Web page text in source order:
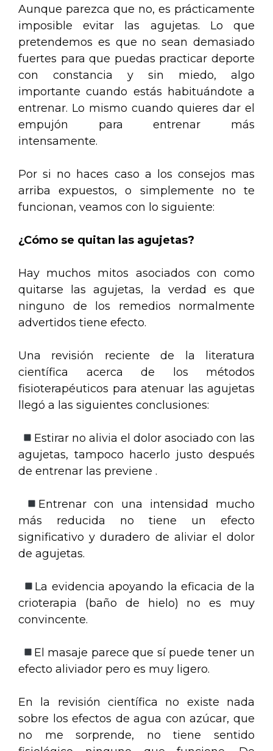
Aunque parezca que no, es prácticamente
imposible evitar las agujetas. Lo que
pretendemos es que no sean demasiado
fuertes para que puedas practicar deporte
con constancia y sin miedo, algo
importante cuando estás habituándote a
entrenar. Lo mismo cuando quieres dar el
empujón para entrenar más
intensamente.
Por si no haces caso a los consejos mas
arriba expuestos, o simplemente no te
funcionan, veamos con lo siguiente:
¿Cómo se quitan las agujetas?
Hay muchos mitos asociados con como
quitarse las agujetas, la verdad es que
ninguno de los remedios normalmente
advertidos tiene efecto.
Una revisión reciente de la literatura
científica acerca de los métodos
fisioterapéuticos para atenuar las agujetas
llegó a las siguientes conclusiones:
Estirar no alivia el dolor asociado con las
agujetas, tampoco hacerlo justo después
de entrenar las previene .
Entrenar con una intensidad mucho
más reducida no tiene un efecto
significativo y duradero de aliviar el dolor
de agujetas.
La evidencia apoyando la eficacia de la
crioterapia (baño de hielo) no es muy
convincente.
El masaje parece que sí puede tener un
efecto aliviador pero es muy ligero.
En la revisión científica no existe nada
sobre los efectos de agua con azúcar, que
no me sorprende, no tiene sentido